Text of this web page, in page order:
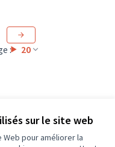
sur le site web
pour améliorer la
: 20